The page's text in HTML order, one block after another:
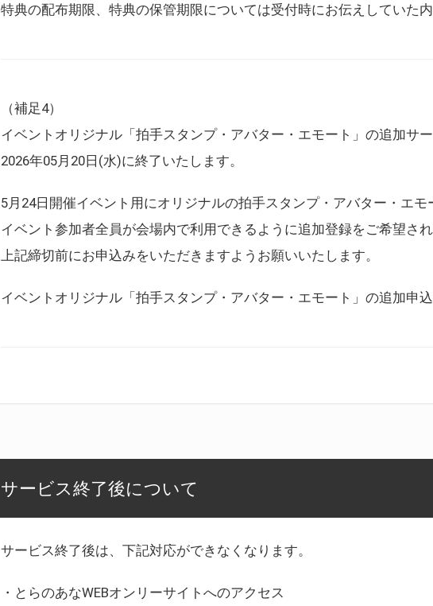
特典の配布期限、特典の保管期限については受付時にお伝えしていた
（補足4）
イベントオリジナル「拍手スタンプ・アバター・エモート」の追加サ
2026年05月20日(水)に終了いたします。
5月24日開催イベント用にオリジナルの拍手スタンプ・アバター・エモ
イベント参加者全員が会場内で利用できるように追加登録をご希望さ
上記締切前にお申込みをいただきますようお願いいたします。
イベントオリジナル「拍手スタンプ・アバター・エモート」の追加申
サービス終了後について
サービス終了後は、下記対応ができなくなります。
・とらのあなWEBオンリーサイトへのアクセス